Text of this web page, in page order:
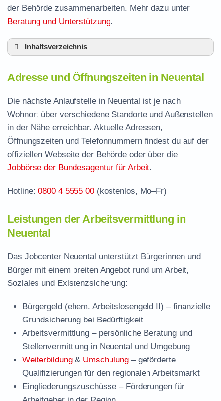
der Behörde zusammenarbeiten. Mehr dazu unter
Beratung und Unterstützung.
Inhaltsverzeichnis
Leistungen der Arbeitsvermittlung in Neuental
Termin vereinbaren und Bürgergeld beantragen
Jobcenter Schwalm-Eder-Kreis – zuständige
Stelle
Stellenangebote und Jobbörse in Neuental
Häufige Fragen rund ums Jobcenter
Adresse und Öffnungszeiten in Neuental
Die nächste Anlaufstelle in Neuental ist je nach
Wohnort über verschiedene Standorte und Außenstellen
in der Nähe erreichbar. Aktuelle Adressen,
Öffnungszeiten und Telefonnummern findest du auf der
offiziellen Webseite der Behörde oder über die
Jobbörse der Bundesagentur für Arbeit.
Hotline: 0800 4 5555 00 (kostenlos, Mo–Fr)
Leistungen der Arbeitsvermittlung in
Neuental
Das Jobcenter Neuental unterstützt Bürgerinnen und
Bürger mit einem breiten Angebot rund um Arbeit,
Soziales und Existenzsicherung:
Bürgergeld (ehem. Arbeitslosengeld II) – finanzielle
Grundsicherung bei Bedürftigkeit
Arbeitsvermittlung – persönliche Beratung und
Stellenvermittlung in Neuental und Umgebung
Weiterbildung & Umschulung – geförderte
Qualifizierungen für den regionalen Arbeitsmarkt
Eingliederungszuschüsse – Förderungen für